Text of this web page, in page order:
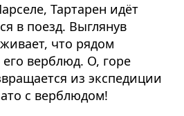
Тартарен идёт
в поезд. Выглянув
что рядом
верблюд. О, горе
из экспедиции
с верблюдом!